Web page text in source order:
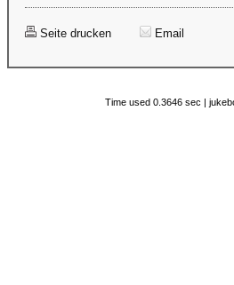
Seite drucken Email
Time used 0.3646 sec |